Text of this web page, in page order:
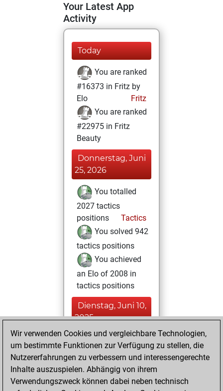
Your Latest App
Activity
Today
You are ranked
#16373 in Fritz by
Elo
Fritz
You are ranked
#22975 in Fritz
Beauty
Donnerstag, Juni
25, 2026
You totalled
2027 tactics
positions
Tactics
You solved 942
tactics positions
You achieved
an Elo of 2008 in
tactics positions
Dienstag, Juni 10,
2025
You had a best
sprint of 11 positions
Tactics
You
achieved a
Wir verwenden Cookies und vergleichbare Technologien,
um bestimmte Funktionen zur Verfügung zu stellen, die
Nutzererfahrungen zu verbessern und interessengerechte
Inhalte auszuspielen. Abhängig von ihrem
Verwendungszweck können dabei neben technisch